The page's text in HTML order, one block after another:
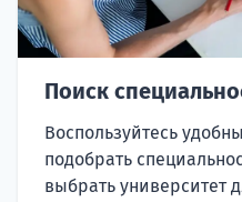
Поиск
Воспользуйтесь
подобрать
выбрать университет